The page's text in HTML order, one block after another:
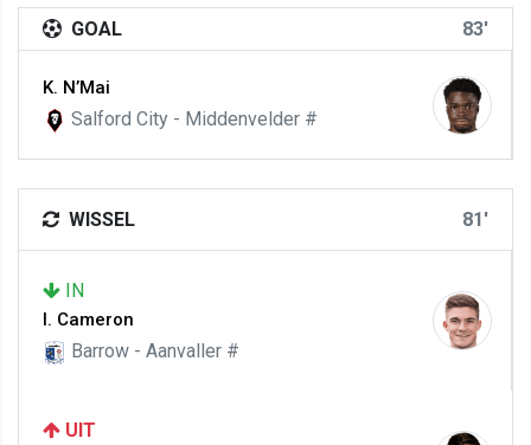
GOAL 83'
K. N’Mai
Salford City - Middenvelder #
WISSEL 81'
IN
I. Cameron
Barrow - Aanvaller #
UIT